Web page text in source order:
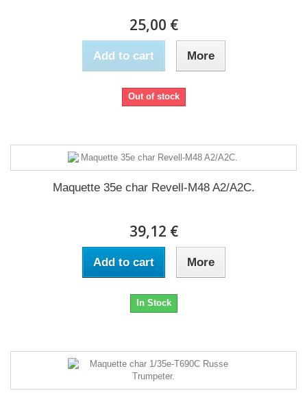
25,00 €
Add to cart More
Out of stock
Maquette 35e char Revell-M48 A2/A2C.
39,12 €
Add to cart More
In Stock